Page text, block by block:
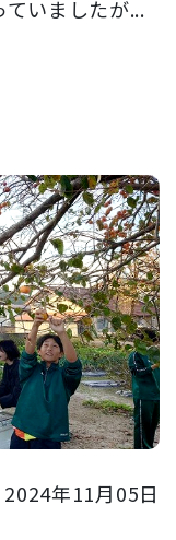
いましたが...
2024年11月05日